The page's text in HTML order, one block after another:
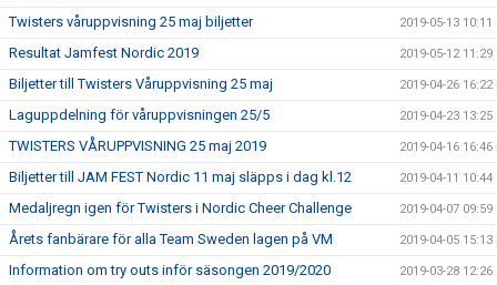
Twisters våruppvisning 25 maj biljetter 2019-05-13 10:11
Resultat Jamfest Nordic 2019 2019-05-12 11:29
Biljetter till Twisters Våruppvisning 25 maj 2019-04-26 16:22
Laguppdelning för våruppvisningen 25/5 2019-04-23 13:25
TWISTERS VÅRUPPVISNING 25 maj 2019 2019-04-16 16:46
Biljetter till JAM FEST Nordic 11 maj släpps i dag kl.12 2019-04-11 10:44
Medaljregn igen för Twisters i Nordic Cheer Challenge 2019-04-07 09:59
Årets fanbärare för alla Team Sweden lagen på VM 2019-04-05 15:13
Information om try outs inför säsongen 2019/2020 2019-03-28 12:26